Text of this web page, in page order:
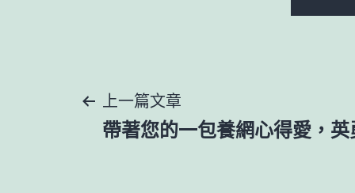
文上一篇文章
帶著您的一包養網心得愛，